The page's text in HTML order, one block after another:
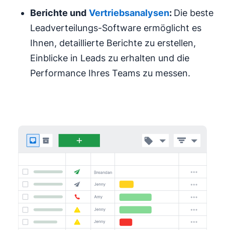
Berichte und Vertriebsanalysen: Die beste
Leadverteilungs-Software ermöglicht es
Ihnen, detaillierte Berichte zu erstellen,
Einblicke in Leads zu erhalten und die
Performance Ihres Teams zu messen.